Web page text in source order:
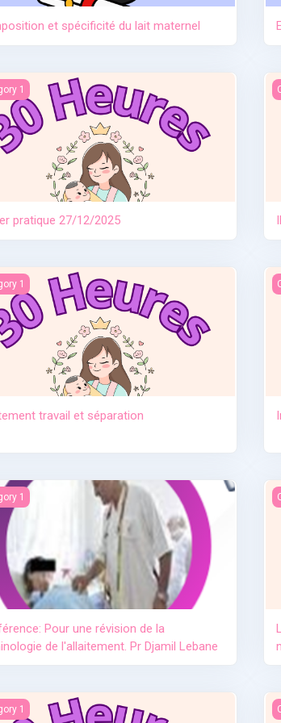
et spécificité du lait maternel
pratique 27/12/2025
1
pratique 27/12/2025
travail et séparation
1
travail et séparation
Pour une révision de la terminologie de
1
Pour une révision de la
de l'allaitement. Pr Djamil Lebane
de l'allaitement
1